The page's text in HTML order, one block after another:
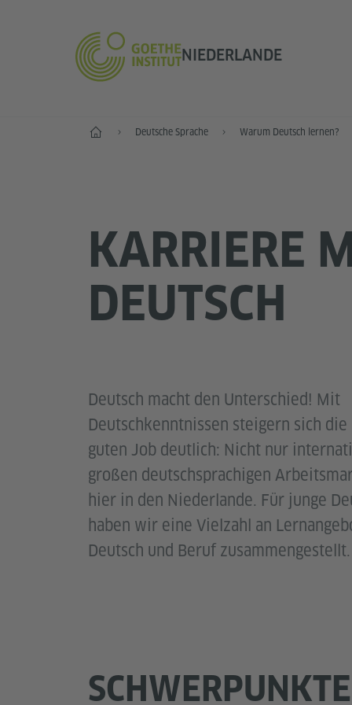
NIEDERLANDE
Start Deutsche Sprache Warum Deutsch lernen?
KARRIERE
DEUTSCH
Deutsch macht den Unterschied! Mit
Deutschkenntnissen steigern sich die
guten Job deutlich: Nicht nur
großen deutschsprachigen
hier in den Niederlande. Für junge
haben wir eine Vielzahl an
Deutsch und Beruf zusammengestellt.
SCHWERPUNKTE